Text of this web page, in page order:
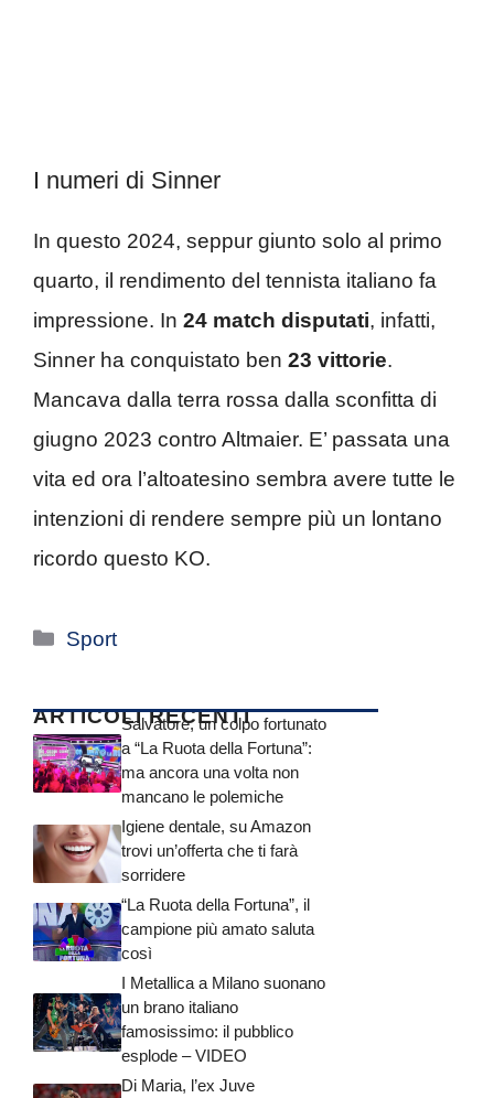
I numeri di Sinner
In questo 2024, seppur giunto solo al primo
quarto, il rendimento del tennista italiano fa
impressione. In 24 match disputati, infatti,
Sinner ha conquistato ben 23 vittorie.
Mancava dalla terra rossa dalla sconfitta di
giugno 2023 contro Altmaier. E’ passata una
vita ed ora l’altoatesino sembra avere tutte le
intenzioni di rendere sempre più un lontano
ricordo questo KO.
Categorie
Sport
ARTICOLI RECENTI
Salvatore, un colpo fortunato
a “La Ruota della Fortuna”:
ma ancora una volta non
mancano le polemiche
Igiene dentale, su Amazon
trovi un’offerta che ti farà
sorridere
“La Ruota della Fortuna”, il
campione più amato saluta
così
I Metallica a Milano suonano
un brano italiano
famosissimo: il pubblico
esplode – VIDEO
Di Maria, l’ex Juve